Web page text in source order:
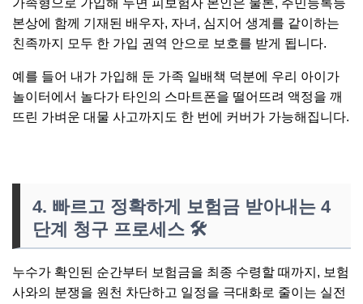
본상에 함께 기재된 배우자, 자녀, 심지어 생계를 같이하는
친족까지 모두 한 가입 권역 안으로 보호를 받게 됩니다.
예를 들어 내가 가입해 둔 가족 일배책 덕분에 우리 아이가
놀이터에서 놀다가 타인의 스마트폰을 떨어뜨려 액정을 깨
뜨린 가벼운 대물 사고까지도 한 번에 커버가 가능해집니다.
4. 빠르고 정확하게 보험금 받아내는 4
단계 청구 프로세스 🛠️
누수가 확인된 순간부터 보험금을 최종 수령할 때까지, 보험
사와의 분쟁을 원천 차단하고 일정을 극대화로 줄이는 실전